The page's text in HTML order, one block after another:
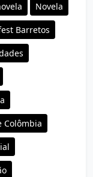
Novela
Barretos
Colômbia